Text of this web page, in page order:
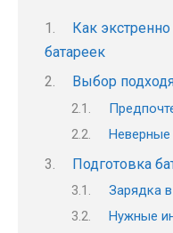
Как
батареек
Выбор
Неверные
Подготовка
Зарядка
Нужные